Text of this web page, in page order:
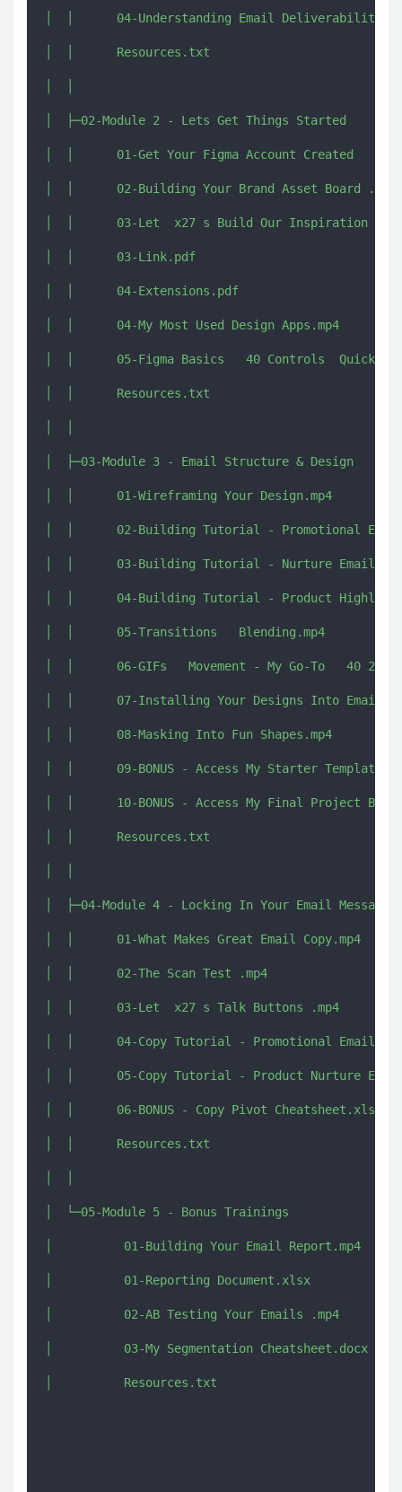
│  │      04-Understanding Email
│  │      Resources.txt
│  ├─02-Module 2 - Lets Get Things Started
│  │      01-Get Your Figma Account Created
│  │      02-Building Your Brand Asset Board .mp4
│  │      03-Let  x27 s Build Our Inspiration
│  │      03-Link.pdf
│  │      04-Extensions.pdf
│  │      04-My Most Used Design Apps.mp4
│  │      05-Figma Basics   40 Controls
│  │      Resources.txt
│  ├─03-Module 3 - Email Structure & Design
│  │      01-Wireframing Your Design.mp4
│  │      02-Building Tutorial - Promotional Email
│  │      03-Building Tutorial - Nurture
│  │      04-Building Tutorial - Product
│  │      05-Transitions   Blending.mp4
│  │      06-GIFs   Movement - My Go-To   40 2  41
│  │      07-Installing Your Designs Into Email
│  │      08-Masking Into Fun Shapes.mp4
│  │      09-BONUS - Access My Starter Templates
│  │      10-BONUS - Access My Final Project
│  │      Resources.txt
│  ├─04-Module 4 - Locking In Your Email
│  │      01-What Makes Great Email Copy.mp4
│  │      02-The Scan Test .mp4
│  │      03-Let  x27 s Talk Buttons .mp4
│  │      04-Copy Tutorial - Promotional
│  │      05-Copy Tutorial - Product Nurture
│  │      06-BONUS - Copy Pivot Cheatsheet.xlsx
│  │      Resources.txt
│  └─05-Module 5 - Bonus Trainings
│          01-Building Your Email Report.mp4
│          01-Reporting Document.xlsx
│          02-AB Testing Your Emails .mp4
│          03-My Segmentation Cheatsheet.docx
│          Resources.txt